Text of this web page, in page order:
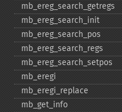
mb_​ereg_​search_​getregs
mb_​ereg_​search_​init
mb_​ereg_​search_​pos
mb_​ereg_​search_​regs
mb_​ereg_​search_​setpos
mb_​eregi
mb_​eregi_​replace
mb_​get_​info